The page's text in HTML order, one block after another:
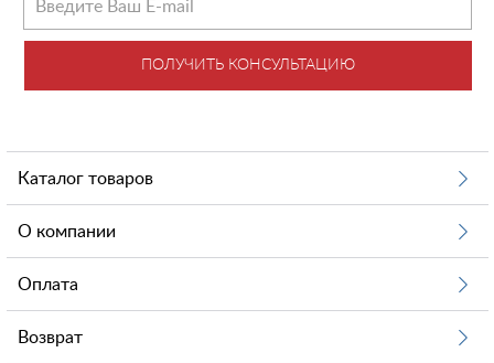
ПОЛУЧИТЬ КОНСУЛЬТАЦИЮ
Каталог товаров
О компании
Оплата
Возврат